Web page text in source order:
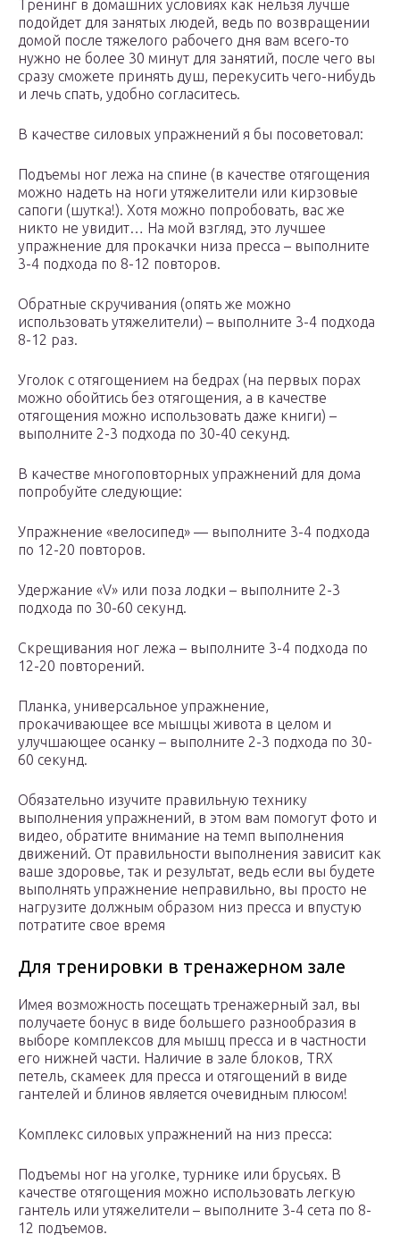
Тренинг в домашних условиях как нельзя лучше
подойдет для занятых людей, ведь по возвращении
домой после тяжелого рабочего дня вам всего-то
нужно не более 30 минут для занятий, после чего вы
сразу сможете принять душ, перекусить чего-нибудь
и лечь спать, удобно согласитесь.
В качестве силовых упражнений я бы посоветовал:
Подъемы ног лежа на спине (в качестве отягощения
можно надеть на ноги утяжелители или кирзовые
сапоги (шутка!). Хотя можно попробовать, вас же
никто не увидит… На мой взгляд, это лучшее
упражнение для прокачки низа пресса – выполните
3-4 подхода по 8-12 повторов.
Обратные скручивания (опять же можно
использовать утяжелители) – выполните 3-4 подхода
8-12 раз.
Уголок с отягощением на бедрах (на первых порах
можно обойтись без отягощения, а в качестве
отягощения можно использовать даже книги) –
выполните 2-3 подхода по 30-40 секунд.
В качестве многоповторных упражнений для дома
попробуйте следующие:
Упражнение «велосипед» — выполните 3-4 подхода
по 12-20 повторов.
Удержание «V» или поза лодки – выполните 2-3
подхода по 30-60 секунд.
Скрещивания ног лежа – выполните 3-4 подхода по
12-20 повторений.
Планка, универсальное упражнение,
прокачивающее все мышцы живота в целом и
улучшающее осанку – выполните 2-3 подхода по 30-
60 секунд.
Обязательно изучите правильную технику
выполнения упражнений, в этом вам помогут фото и
видео, обратите внимание на темп выполнения
движений. От правильности выполнения зависит как
ваше здоровье, так и результат, ведь если вы будете
выполнять упражнение неправильно, вы просто не
нагрузите должным образом низ пресса и впустую
потратите свое время
Для тренировки в тренажерном зале
Имея возможность посещать тренажерный зал, вы
получаете бонус в виде большего разнообразия в
выборе комплексов для мышц пресса и в частности
его нижней части. Наличие в зале блоков, TRX
петель, скамеек для пресса и отягощений в виде
гантелей и блинов является очевидным плюсом!
Комплекс силовых упражнений на низ пресса:
Подъемы ног на уголке, турнике или брусьях. В
качестве отягощения можно использовать легкую
гантель или утяжелители – выполните 3-4 сета по 8-
12 подъемов.